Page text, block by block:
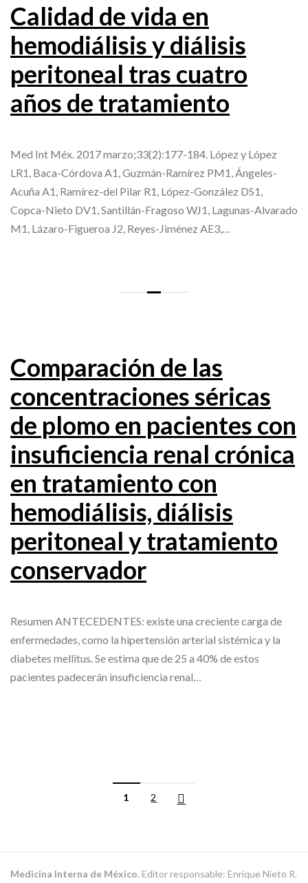
Calidad de vida en
hemodiálisis y diálisis
peritoneal tras cuatro
años de tratamiento
Med Int Méx. 2017 marzo;33(2):177-184. López y López
LR1, Baca-Córdova A1, Guzmán-Ramírez PM1, Ángeles-
Acuña A1, Ramírez-del Pilar R1, López-González DS1,
Copca-Nieto DV1, Santillán-Fragoso WJ1, Lagunas-Alvarado
M1, Lázaro-Figueroa J2, Reyes-Jiménez AE3,…
Comparación de las
concentraciones séricas
de plomo en pacientes con
insuficiencia renal crónica
en tratamiento con
hemodiálisis, diálisis
peritoneal y tratamiento
conservador
Resumen ANTECEDENTES: existe una creciente carga de
enfermedades, como la hipertensión arterial sistémica y la
diabetes mellitus. Se estima que de 25 a 40% de estos
pacientes padecerán insuficiencia renal…
1 2
Medicina Interna de México.Editor responsable: Enrique Nieto R.